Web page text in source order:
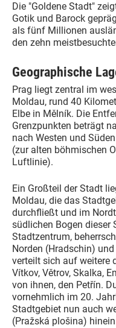
Die "Goldene Stadt"
Gotik und Barock
als fünf Millionen
den zehn
Geographische
Prag liegt zentral im
Moldau, rund 40
Elbe in Mělník. Die
Grenzpunkten beträgt
nach Westen und
(zur alten böhmischen
Luftlinie).
Ein Großteil der Stadt
Moldau, die das
durchfließt und im
südlichen Bogen dieser
Stadtzentrum,
Norden (Hradschin)
verteilt sich auf weitere
Vítkov, Větrov, Skalka,
von ihnen, den Petřín.
vornehmlich im 20.
Stadtgebiet nun auch
(Pražská plošina)